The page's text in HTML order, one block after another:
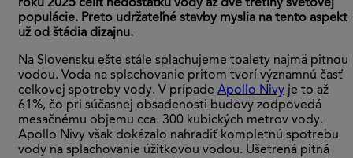
roku 2025 čeliť nedostatku vody až dve tretiny svetovej
populácie. Preto udržateľné stavby myslia na tento aspekt
už od štádia dizajnu.
Na Slovensku ešte stále splachujeme toalety najmä pitnou
vodou. Voda na splachovanie pritom tvorí významnú časť
celkovej spotreby vody. V prípade Apollo Nivy je to až
61%, čo pri súčasnej obsadenosti budovy zodpovedá
mesačnému objemu cca. 300 kubických metrov vody.
Apollo Nivy však dokázalo nahradiť kompletnú spotrebu
vody na splachovanie úžitkovou vodou. Ušetrená pitná